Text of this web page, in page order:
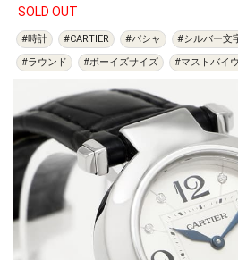
SOLD OUT
#時計 #CARTIER #パシャ #シルバー文
#ラウンド
#ボーイズサイズ #マストバイ